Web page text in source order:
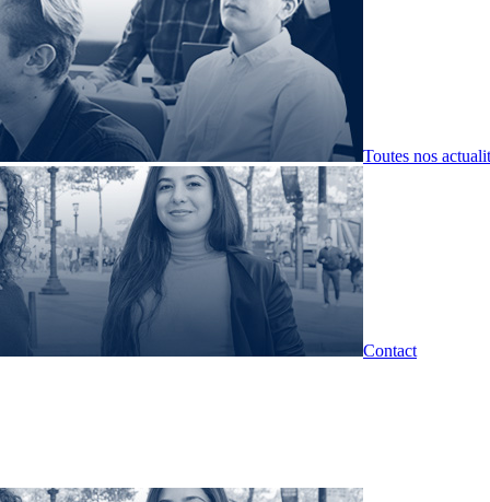
Toutes nos
Contact